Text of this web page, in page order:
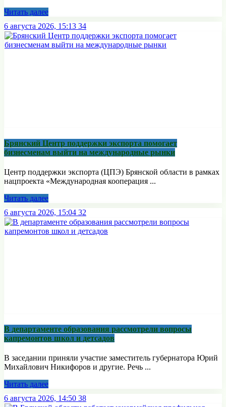
Читать далее
6 августа 2026, 15:13 34
Брянский Центр поддержки экспорта помогает
бизнесменам выйти на международные рынки
Центр поддержки экспорта (ЦПЭ) Брянской области в рамках
нацпроекта «Международная кооперация ...
Читать далее
6 августа 2026, 15:04 32
В департаменте образования рассмотрели вопросы
капремонтов школ и детсадов
В заседании приняли участие заместитель губернатора Юрий
Михайлович Никифоров и другие. Речь ...
Читать далее
6 августа 2026, 14:50 38